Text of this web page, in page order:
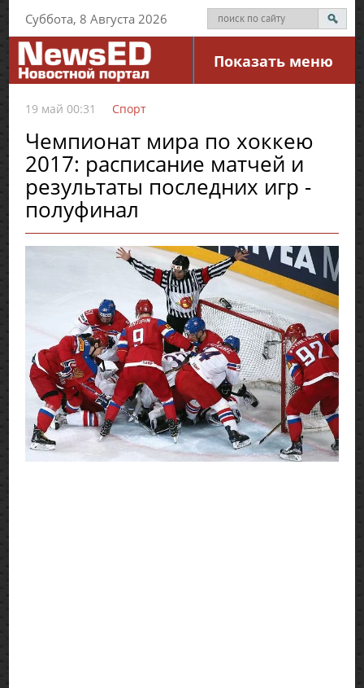
Суббота, 8 Августа 2026
Показать меню
19 май 00:31 Спорт
Чемпионат мира по хоккею
2017: расписание матчей и
результаты последних игр -
полуфинал